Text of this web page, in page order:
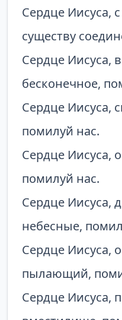
Сердце Иисуса,
существу
Сердце Иисуса,
бесконечное,
Сердце Иисуса,
помилуй нас.
Сердце Иисуса,
помилуй нас.
Сердце Иисуса,
небесные,
Сердце Иисуса,
пылающий,
Сердце Иисуса,